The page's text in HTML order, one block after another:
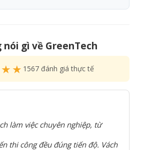
nói gì về GreenTech
1567 đánh giá thực tế
làm việc chuyên nghiệp, từ
thi công đều đúng tiến độ. Vách